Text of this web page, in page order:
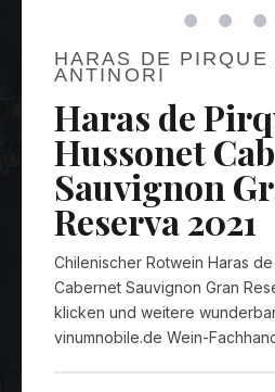
HARAS DE PIRQUE
ANTINORI
Haras de
Hussonet
Sauvignon
Reserva 2021
Chilenischer Rotwein Haras
Cabernet Sauvignon Gran
klicken und weitere
vinumnobile.de Wein-